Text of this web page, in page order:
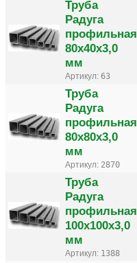
Труба
Радуга
профильная
80х40х3,0
мм
Артикул: 63
Труба
Радуга
профильная
80х80х3,0
мм
Артикул: 2870
Труба
Радуга
профильная
100х100х3,0
мм
Артикул: 1388